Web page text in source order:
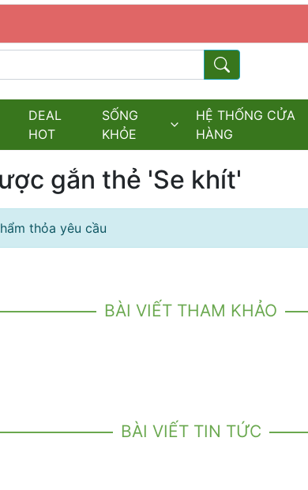
Từ khóa tìm kiếm
DEAL
HOT
SỐNG
KHỎE
HỆ THỐNG CỬA
HÀNG
gắn thẻ 'Se khít'
thỏa yêu cầu
BÀI VIẾT THAM KHẢO
BÀI VIẾT TIN TỨC